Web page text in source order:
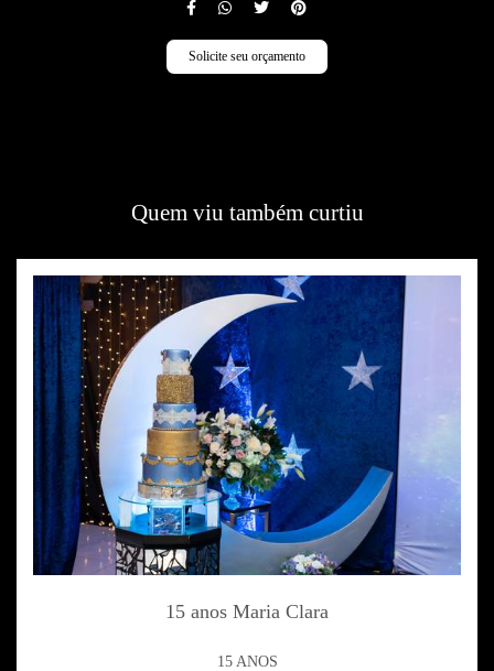
Solicite seu orçamento
Quem viu também curtiu
15 anos Maria Clara
15 ANOS